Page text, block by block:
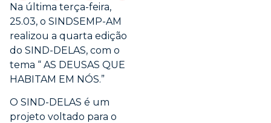
Na última terça-feira,
25.03, o SINDSEMP-AM
realizou a quarta edição
do SIND-DELAS, com o
tema “ AS DEUSAS QUE
HABITAM EM NÓS.”
O SIND-DELAS é um
projeto voltado para o